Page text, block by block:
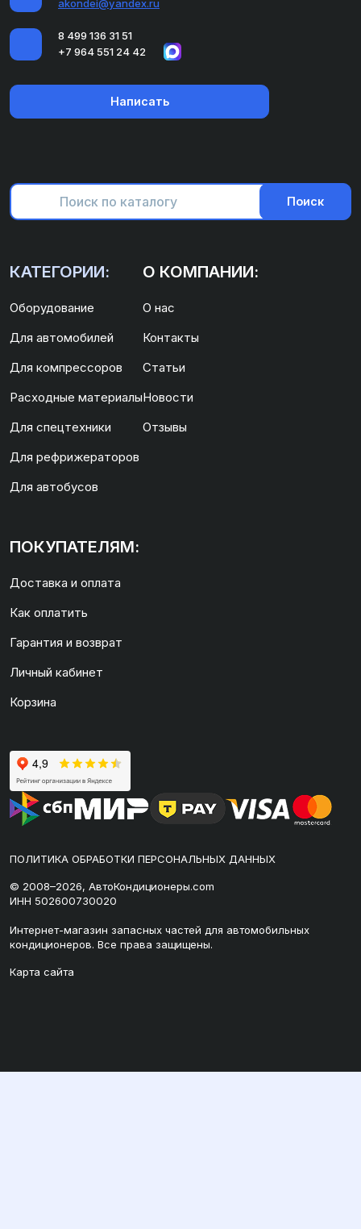
akondei@yandex.ru
8 499 136 31 51
+7 964 551 24 42
Написать
Поиск
КАТЕГОРИИ:
Оборудование
Для автомобилей
Для компрессоров
Расходные материалы
Для спецтехники
Для рефрижераторов
Для автобусов
О КОМПАНИИ:
О нас
Контакты
Статьи
Новости
Отзывы
ПОКУПАТЕЛЯМ:
Доставка и оплата
Как оплатить
Гарантия и возврат
Личный кабинет
Корзина
ПОЛИТИКА ОБРАБОТКИ ПЕРСОНАЛЬНЫХ ДАННЫХ
© 2008–2026, АвтоКондиционеры.com
ИНН 502600730020
Интернет-магазин запасных частей для автомобильных
кондиционеров. Все права защищены.
Карта сайта